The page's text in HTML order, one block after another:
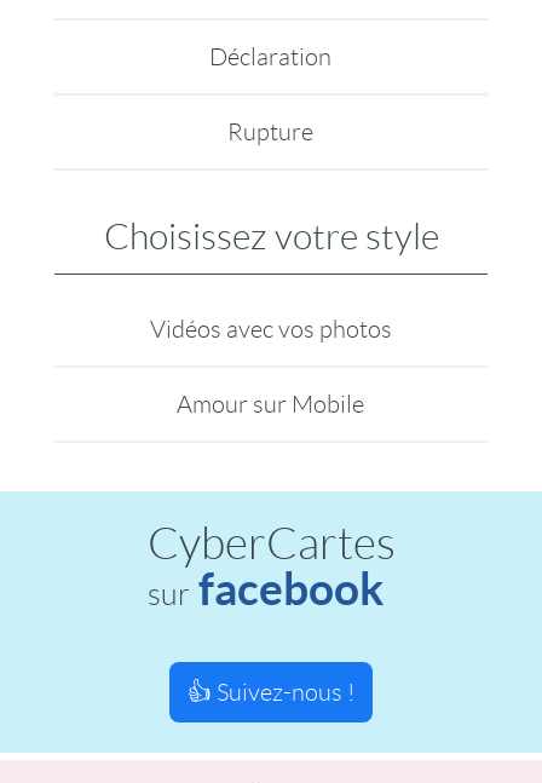
Déclaration
Rupture
Choisissez votre style
Vidéos avec vos photos
Amour sur Mobile
CyberCartes
sur facebook
👍 Suivez-nous !